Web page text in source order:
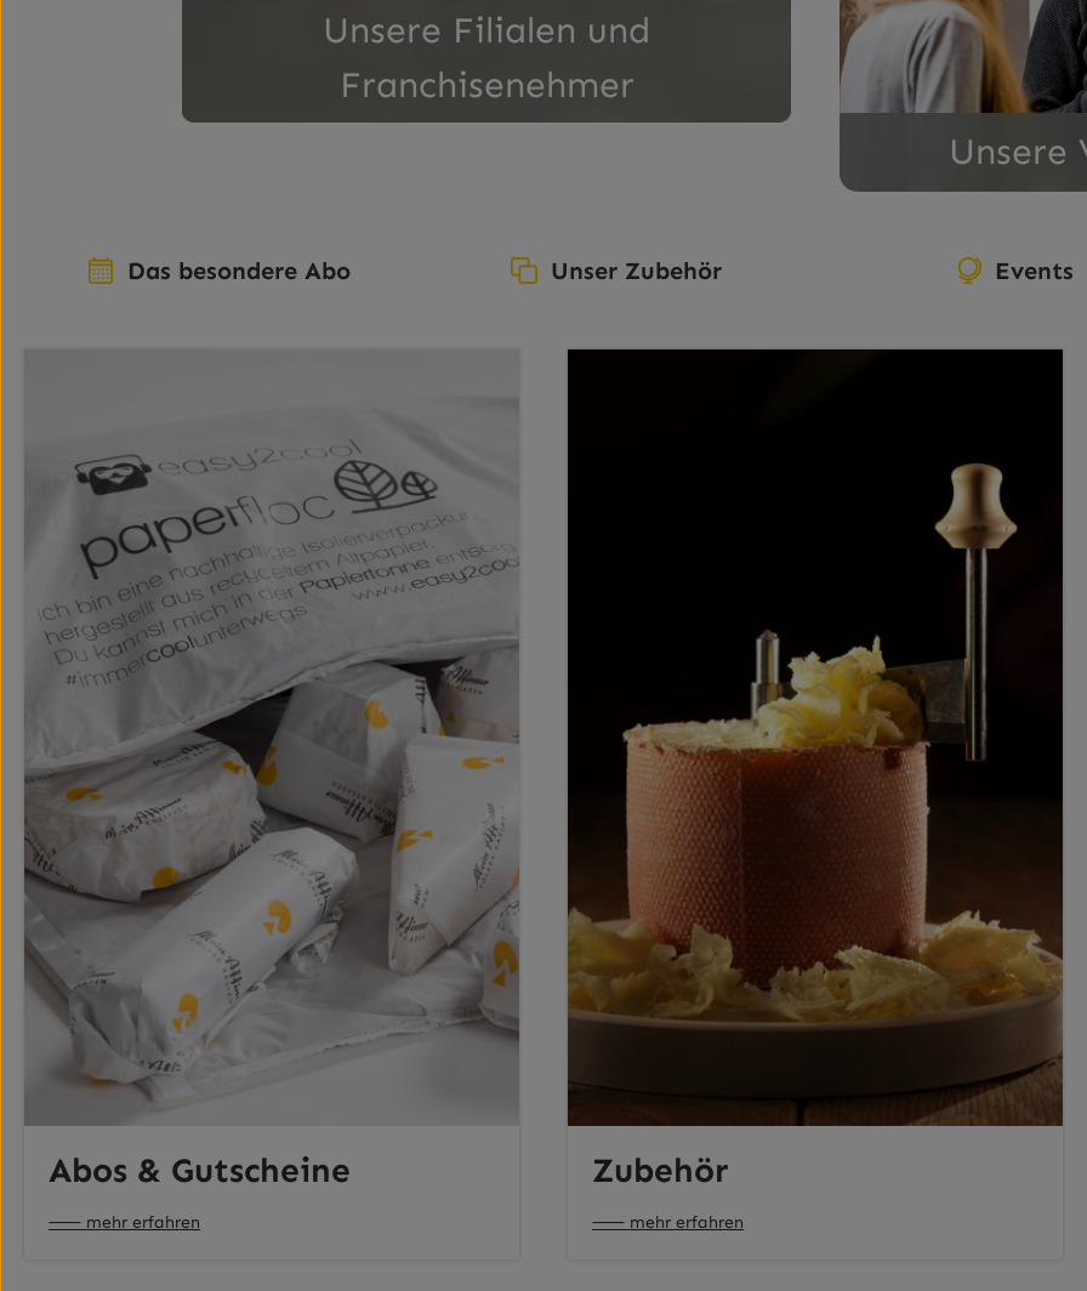
Unsere Filialen und
Franchisenehmer
Unsere
Das besondere Abo Unser Zubehör Events
Abos & Gutscheine
⸺ mehr erfahren
Zubehör
⸺ mehr erfahren